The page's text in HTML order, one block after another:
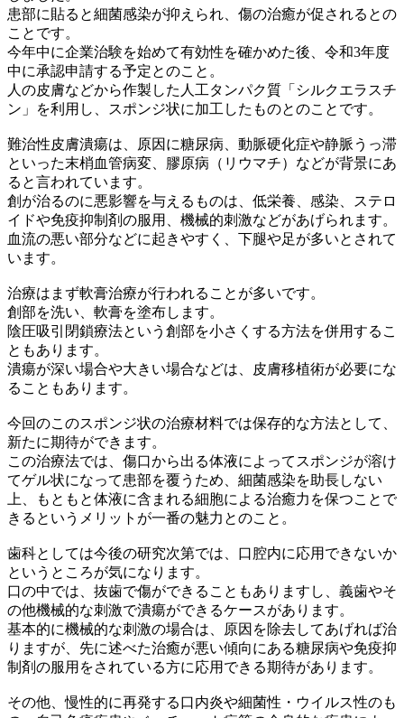
患部に貼ると細菌感染が抑えられ、傷の治癒が促されるとの
ことです。
今年中に企業治験を始めて有効性を確かめた後、令和3年度
中に承認申請する予定とのこと。
人の皮膚などから作製した人工タンパク質「シルクエラスチ
ン」を利用し、スポンジ状に加工したものとのことです。
難治性皮膚潰瘍は、原因に糖尿病、動脈硬化症や静脈うっ滞
といった末梢血管病変、膠原病（リウマチ）などが背景にあ
ると言われています。
創が治るのに悪影響を与えるものは、低栄養、感染、ステロ
イドや免疫抑制剤の服用、機械的刺激などがあげられます。
血流の悪い部分などに起きやすく、下腿や足が多いとされて
います。
治療はまず軟膏治療が行われることが多いです。
創部を洗い、軟膏を塗布します。
陰圧吸引閉鎖療法という創部を小さくする方法を併用するこ
ともあります。
潰瘍が深い場合や大きい場合などは、皮膚移植術が必要にな
ることもあります。
今回のこのスポンジ状の治療材料では保存的な方法として、
新たに期待ができます。
この治療法では、傷口から出る体液によってスポンジが溶け
てゲル状になって患部を覆うため、細菌感染を助長しない
上、もともと体液に含まれる細胞による治癒力を保つことで
きるというメリットが一番の魅力とのこと。
歯科としては今後の研究次第では、口腔内に応用できないか
というところが気になります。
口の中では、抜歯で傷ができることもありますし、義歯やそ
の他機械的な刺激で潰瘍ができるケースがあります。
基本的に機械的な刺激の場合は、原因を除去してあげれば治
りますが、先に述べた治癒が悪い傾向にある糖尿病や免疫抑
制剤の服用をされている方に応用できる期待があります。
その他、慢性的に再発する口内炎や細菌性・ウイルス性のも